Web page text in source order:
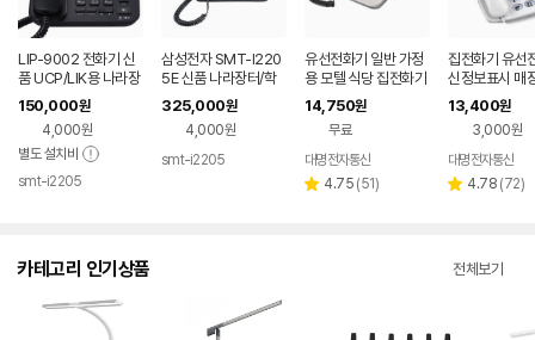
LIP-9002 전화기 신
품 UCP/LIK용 나라장
터/학교장터 등록업체
150,000원
4,000원
별도 설치비
smt-i2205
삼성전자 SMT-I220
5E 신품 나라장터/학
교장터 등록업체
325,000원
4,000원
smt-i2205
유선전화기 일반 가정
용 모텔 식당 집전화기
깔끔한 전화 매장
14,750원
무료
대명전자통신
별 4.75 리
(51)
집전화기 유선
신정보표시 매
기 벨램프 일반
13,400원
3,000원
대명전자통신
별 4.78 리
(72)
카테고리 인기상품 전체보기